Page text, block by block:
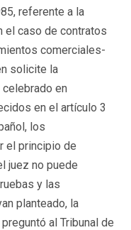
referente a la
el caso de contratos
comerciales-
solicite la
en
en el artículo 3
los
el principio de
juez no puede
y las
planteado, la
al Tribunal de